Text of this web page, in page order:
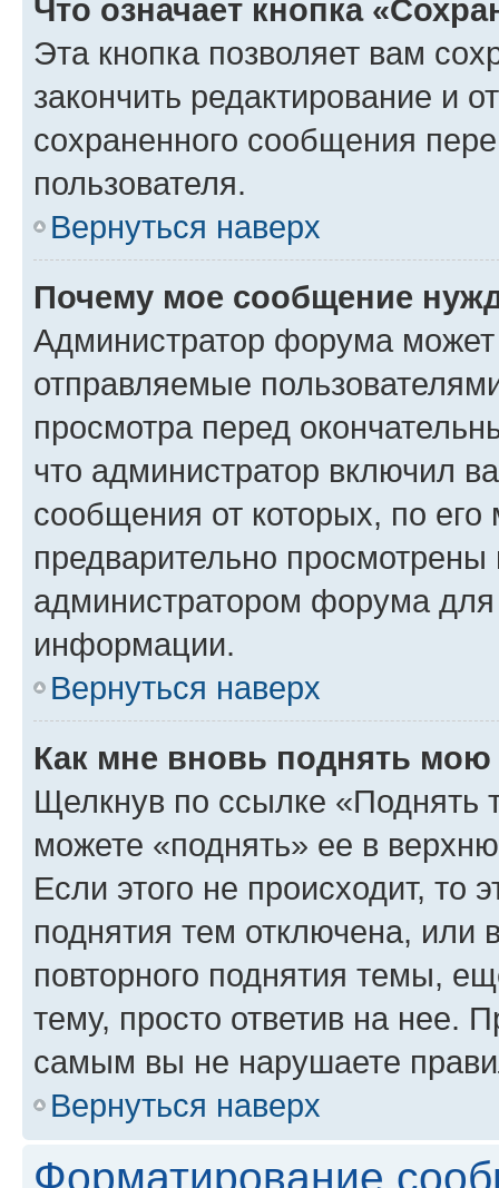
Что означает кнопка
Эта кнопка позволяет вам
закончить редактирование и
сохраненного сообщения
пользователя.
Вернуться наверх
Почему мое сообщение
Администратор форума
отправляемые
просмотра перед
что администратор включил
сообщения от которых, по
предварительно
администратором форума
информации.
Вернуться наверх
Как мне вновь поднять мою
Щелкнув по ссылке «Поднять
можете «поднять» ее в
Если этого не происходит, то
поднятия тем отключена, или
повторного поднятия темы,
тему, просто ответив на нее.
самым вы не нарушаете
Вернуться наверх
Форматирование